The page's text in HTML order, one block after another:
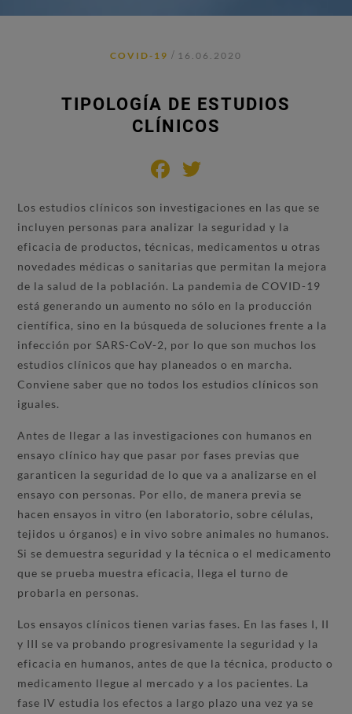
COVID-19 / 16.06.2020
TIPOLOGÍA DE ESTUDIOS
CLÍNICOS
Facebook
Los estudios clínicos son investigaciones en las que se
incluyen personas para analizar la seguridad y la
eficacia de productos, técnicas, medicamentos u otras
novedades médicas o sanitarias que permitan la mejora
de la salud de la población. La pandemia de COVID-19
está generando un aumento no sólo en la producción
científica, sino en la búsqueda de soluciones frente a la
infección por SARS-CoV-2, por lo que son muchos los
estudios clínicos que hay planeados o en marcha.
Conviene saber que no todos los estudios clínicos son
iguales.
Antes de llegar a las investigaciones con humanos en
ensayo clínico hay que pasar por fases previas que
garanticen la seguridad de lo que va a analizarse en el
ensayo con personas. Por ello, de manera previa se
hacen ensayos in vitro (en laboratorio, sobre células,
tejidos u órganos) e in vivo sobre animales no humanos.
Si se demuestra seguridad y la técnica o el medicamento
que se prueba muestra eficacia, llega el turno de
probarla en personas.
Los ensayos clínicos tienen varias fases. En las fases I, II
y III se va probando progresivamente la seguridad y la
eficacia en humanos, antes de que la técnica, producto o
medicamento llegue al mercado y a los pacientes. La
fase IV estudia los efectos a largo plazo una vez ya se